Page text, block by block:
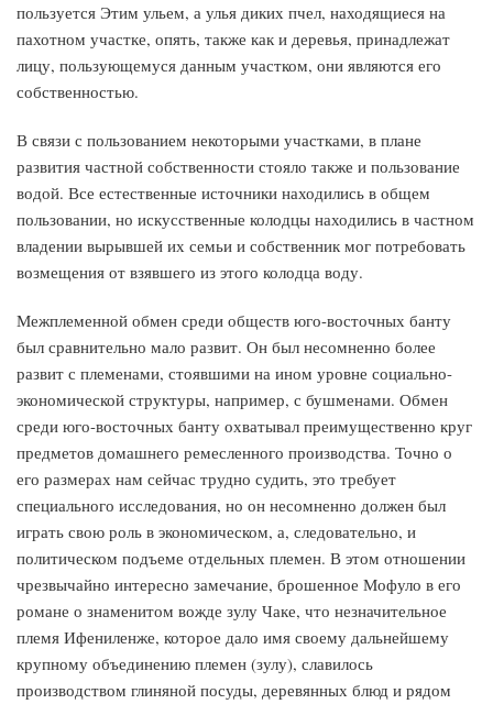
пользуется Этим ульем, а улья диких пчел, находящиеся на
пахотном участке, опять, также как и деревья, принадлежат
лицу, пользующемуся данным участком, они являются его
собственностью.
В связи с пользованием некоторыми участками, в плане
развития частной собственности стояло также и пользование
водой. Все естественные источники находились в общем
пользовании, но искусственные колодцы находились в частном
владении вырывшей их семьи и собственник мог потребовать
возмещения от взявшего из этого колодца воду.
Межплеменной обмен среди обществ юго-восточных банту
был сравнительно мало развит. Он был несомненно более
развит с племенами, стоявшими на ином уровне социально-
экономической структуры, например, с бушменами. Обмен
среди юго-восточных банту охватывал преимущественно круг
предметов домашнего ремесленного производства. Точно о
его размерах нам сейчас трудно судить, это требует
специального исследования, но он несомненно должен был
играть свою роль в экономическом, а, следовательно, и
политическом подъеме отдельных племен. В этом отношении
чрезвычайно интересно замечание, брошенное Мофуло в его
романе о знаменитом вожде зулу Чаке, что незначительное
племя Ифениленже, которое дало имя своему дальнейшему
крупному объединению племен (зулу), славилось
производством глиняной посуды, деревянных блюд и рядом